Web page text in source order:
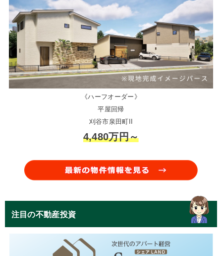
《ハーフオーダー》
平屋回帰
刈谷市泉田町II
4,480万円～
注目の不動産投資